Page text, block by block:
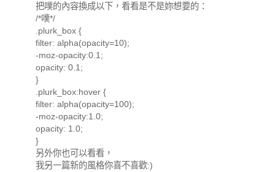
把噗的內容換成以下，看看是不是妳想要的：
/*噗*/
.plurk_box {
filter: alpha(opacity=10);
-moz-opacity:0.1;
opacity: 0.1;
}
.plurk_box:hover {
filter: alpha(opacity=100);
-moz-opacity:1.0;
opacity: 1.0;
}
另外你也可以看看，
我另一篇新的風格你喜不喜歡:)